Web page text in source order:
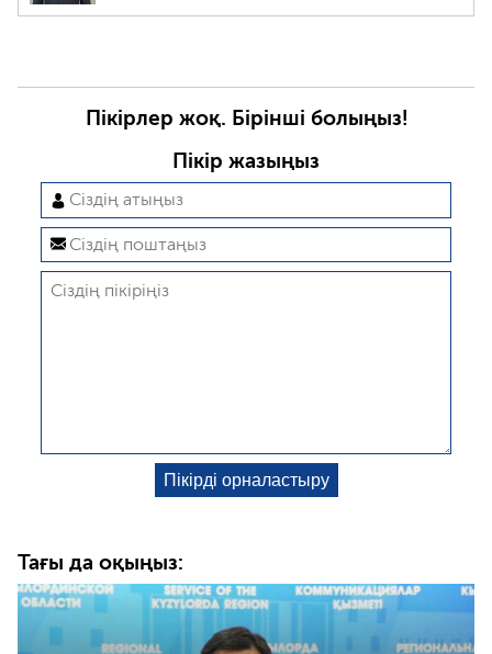
Пікірлер жоқ. Бірінші болыңыз!
Пікір жазыңыз
Тағы да оқыңыз: